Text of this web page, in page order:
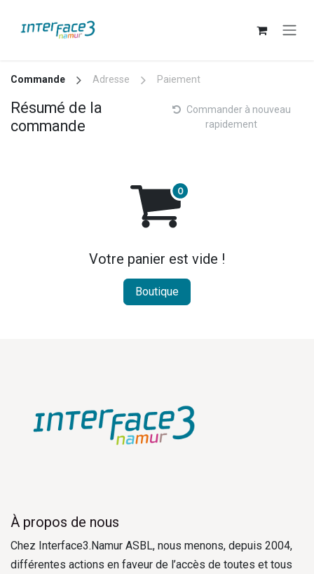
Commande Adresse Paiement
Résumé de la
commande
Commander à nouveau
rapidement
Votre panier est vide !
Boutique
À propos de nous
Chez Interface3.Namur ASBL, nous menons, depuis 2004,
différentes actions en faveur de l’accès de toutes et tous